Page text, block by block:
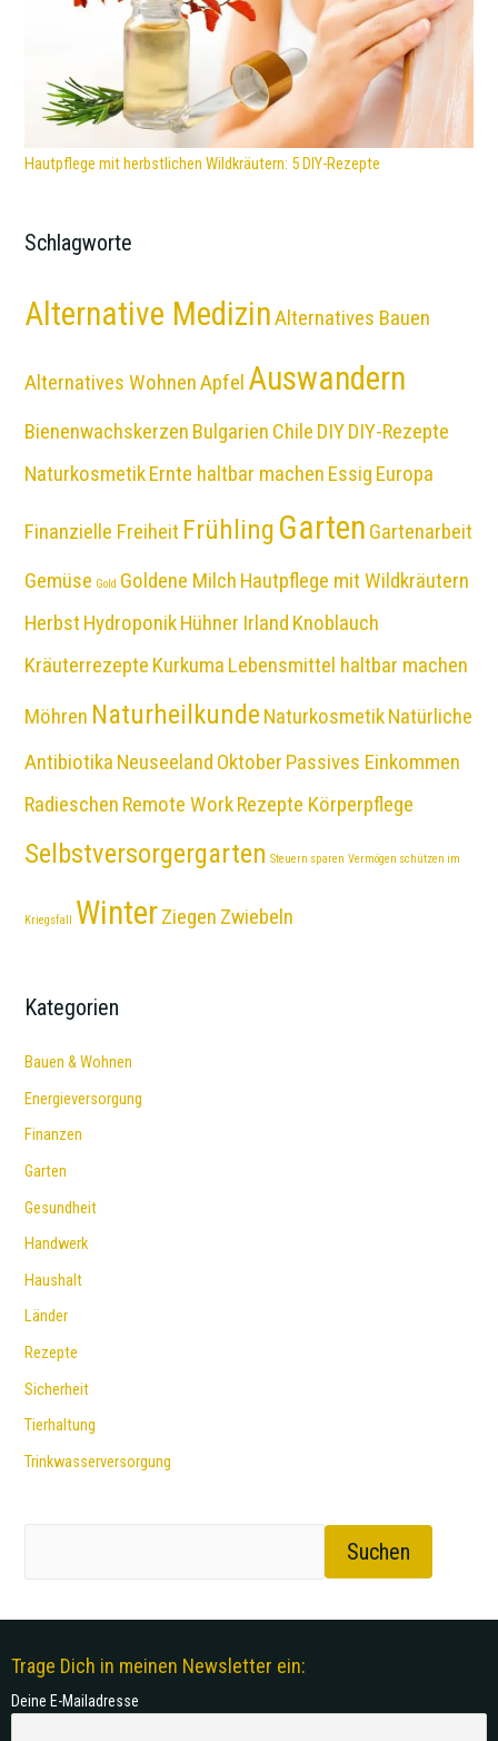
Hautpflege mit herbstlichen Wildkräutern: 5 DIY-Rezepte
Schlagworte
Alternative MedizinAlternatives Bauen
Alternatives WohnenApfel Auswandern
Bienenwachskerzen Bulgarien Chile DIYDIY-Rezepte
NaturkosmetikErnte haltbar machen Essig Europa
Finanzielle Freiheit Frühling Garten Gartenarbeit
Gemüse Gold Goldene Milch Hautpflege mit Wildkräutern
Herbst HydroponikHühner Irland Knoblauch
Kräuterrezepte Kurkuma Lebensmittel haltbar machen
Möhren NaturheilkundeNaturkosmetikNatürliche
Antibiotika Neuseeland Oktober Passives Einkommen
Radieschen Remote WorkRezepte Körperpflege
Selbstversorgergarten Steuern sparen Vermögen schützen im
Kriegsfall WinterZiegen Zwiebeln
Kategorien
Bauen & Wohnen
Energieversorgung
Finanzen
Garten
Gesundheit
Handwerk
Haushalt
Länder
Rezepte
Sicherheit
Tierhaltung
Trinkwasserversorgung
Suchen
Trage Dich in meinen Newsletter ein:
Deine E-Mailadresse